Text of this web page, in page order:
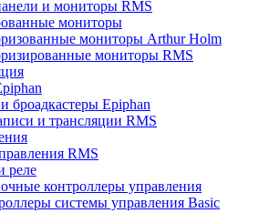
и мониторы RMS
мониторы
мониторы Arthur Holm
мониторы RMS
броадкастеры Epiphan
и трансляции RMS
RMS
реле
контроллеры управления
системы управления Basic